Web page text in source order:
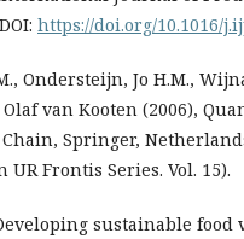
https://doi.org/10.1016/
Ondersteijn, Jo H.M.,
van Kooten (2006),
Springer,
UR Frontis Series. Vol. 15).
sustainable food